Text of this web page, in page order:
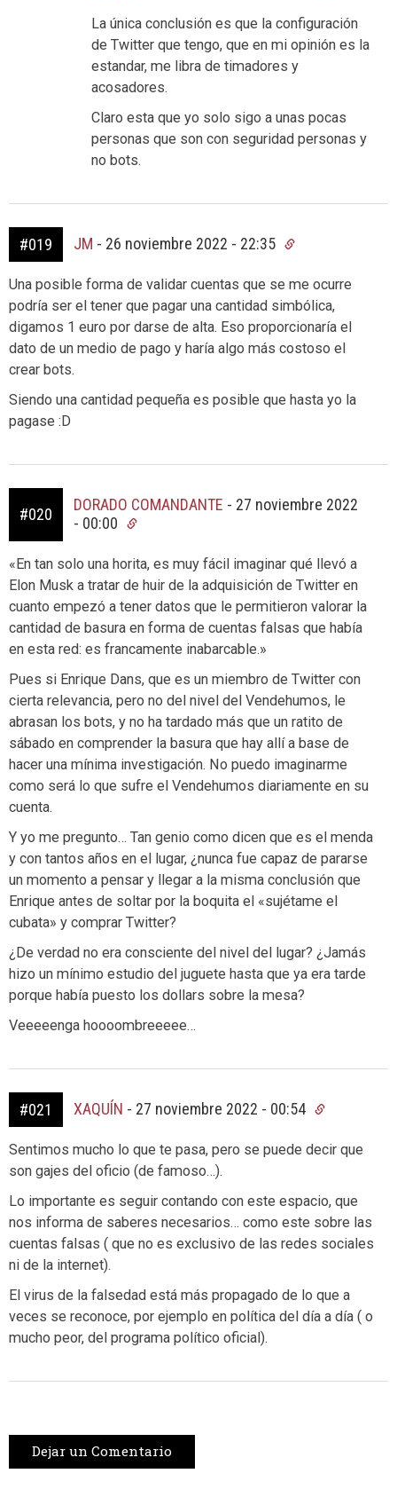
La única conclusión es que la configuración
de Twitter que tengo, que en mi opinión es la
estandar, me libra de timadores y
acosadores.
Claro esta que yo solo sigo a unas pocas
personas que son con seguridad personas y
no bots.
#019 JM - 26 noviembre 2022 - 22:35
Una posible forma de validar cuentas que se me ocurre
podría ser el tener que pagar una cantidad simbólica,
digamos 1 euro por darse de alta. Eso proporcionaría el
dato de un medio de pago y haría algo más costoso el
crear bots.
Siendo una cantidad pequeña es posible que hasta yo la
pagase :D
#020
DORADO COMANDANTE - 27 noviembre 2022
- 00:00
«En tan solo una horita, es muy fácil imaginar qué llevó a
Elon Musk a tratar de huir de la adquisición de Twitter en
cuanto empezó a tener datos que le permitieron valorar la
cantidad de basura en forma de cuentas falsas que había
en esta red: es francamente inabarcable.»
Pues si Enrique Dans, que es un miembro de Twitter con
cierta relevancia, pero no del nivel del Vendehumos, le
abrasan los bots, y no ha tardado más que un ratito de
sábado en comprender la basura que hay allí a base de
hacer una mínima investigación. No puedo imaginarme
como será lo que sufre el Vendehumos diariamente en su
cuenta.
Y yo me pregunto… Tan genio como dicen que es el menda
y con tantos años en el lugar, ¿nunca fue capaz de pararse
un momento a pensar y llegar a la misma conclusión que
Enrique antes de soltar por la boquita el «sujétame el
cubata» y comprar Twitter?
¿De verdad no era consciente del nivel del lugar? ¿Jamás
hizo un mínimo estudio del juguete hasta que ya era tarde
porque había puesto los dollars sobre la mesa?
Veeeeenga hoooombreeeee…
#021 XAQUÍN - 27 noviembre 2022 - 00:54
Sentimos mucho lo que te pasa, pero se puede decir que
son gajes del oficio (de famoso…).
Lo importante es seguir contando con este espacio, que
nos informa de saberes necesarios… como este sobre las
cuentas falsas ( que no es exclusivo de las redes sociales
ni de la internet).
El virus de la falsedad está más propagado de lo que a
veces se reconoce, por ejemplo en política del día a día ( o
mucho peor, del programa político oficial).
Dejar un Comentario